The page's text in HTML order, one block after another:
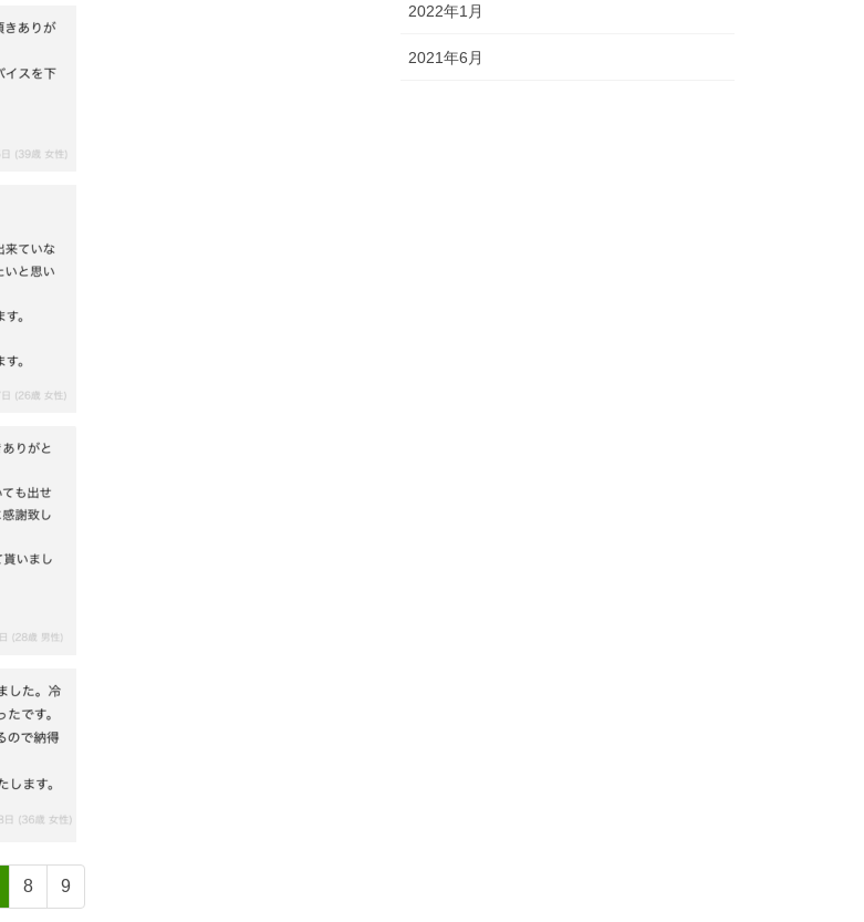
8 9
2022年1月
2021年6月